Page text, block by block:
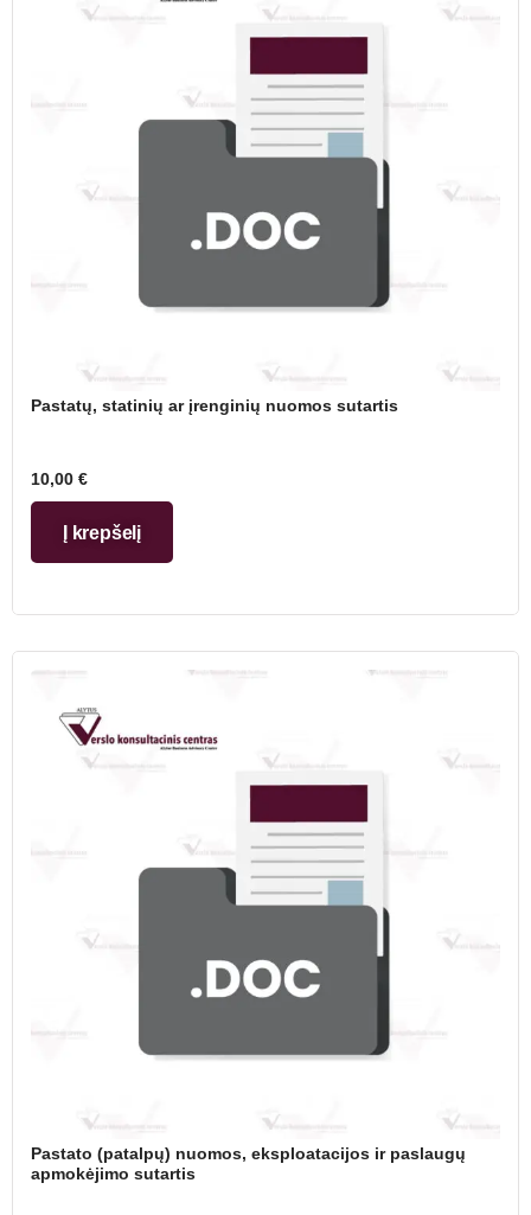
Pastatų, statinių ar įrenginių nuomos sutartis
10,00 €
Į krepšelį
Pastato (patalpų) nuomos, eksploatacijos ir paslaugų
apmokėjimo sutartis